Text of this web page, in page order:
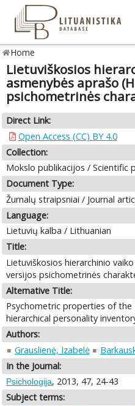
Home
Lietuviškosios
asmenybės aprašo
psichometrinės
Direct Link:
Open Access (CC) BY 4.0
Collection:
Mokslo publikacijos / Scientific
Document Type:
Žurnalų straipsniai / Journal
Language:
Lietuvių kalba / Lithuanian
Title:
Lietuviškosios hierarchinio
versijos psichometrinės
Alternative Title:
Psychometric properties of
hierarchical personality
Authors:
Grauslienė, Izabelė
In the Journal:
Psichologija, 2013, 47, 24-43
Subject terms: